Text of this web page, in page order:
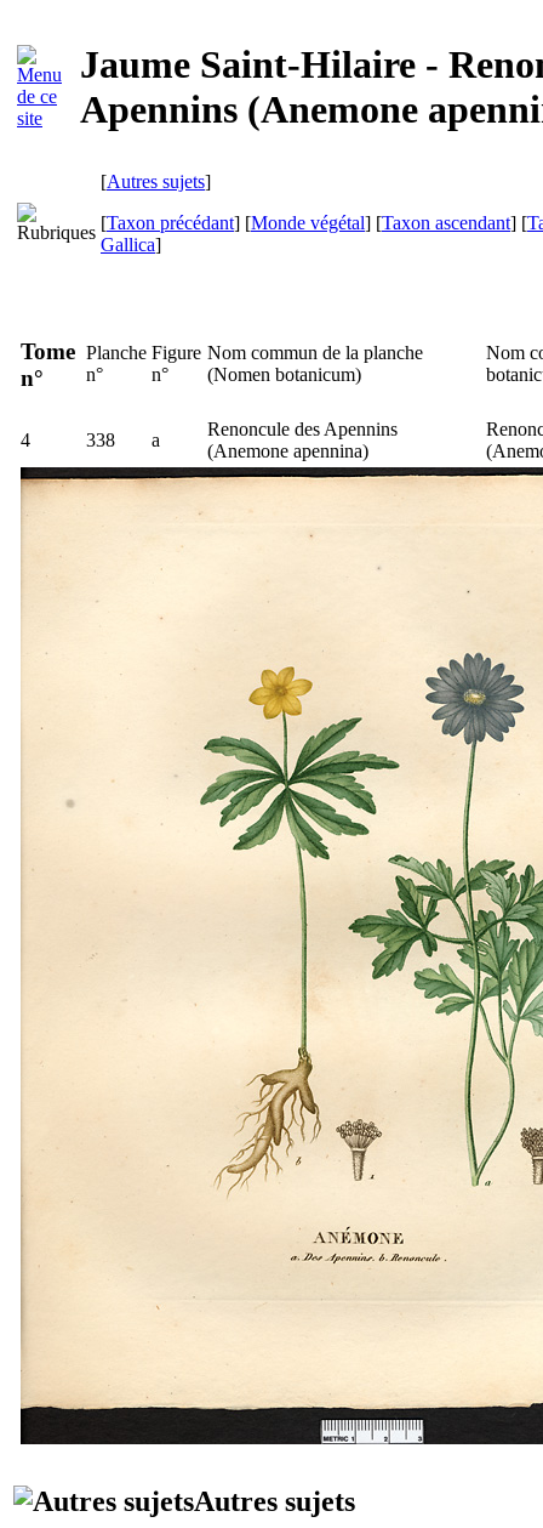
Jaume Saint-Hilaire -
Apennins (Anemone
[Autres sujets]
[Taxon précédant] [Monde végétal] [Taxon ascendant] [
Gallica]
Tome
n°
Planche
n°
Figure
n°
Nom commun de la planche
(Nomen botanicum)
Nom
4 338 a
Renoncule des Apennins
(Anemone apennina)
(
Autres sujets